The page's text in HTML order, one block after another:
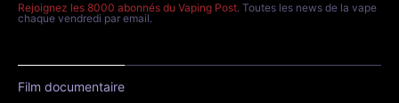
Rejoignez les 8000 abonnés du Vaping Post. Toutes les news de la vape
chaque vendredi par email.
Film documentaire